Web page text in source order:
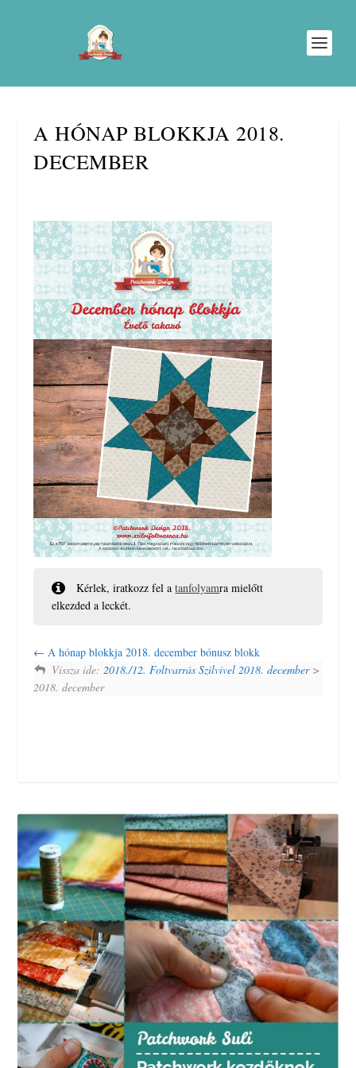
A HÓNAP BLOKKJA 2018.
DECEMBER
Kérlek, iratkozz fel atanfolyamra mielőtt
elkezded a leckét.
A hónap blokkja 2018. december bónusz blokk
Vissza ide:2018./12. Foltvarrás Szilvivel 2018. december>
2018. december